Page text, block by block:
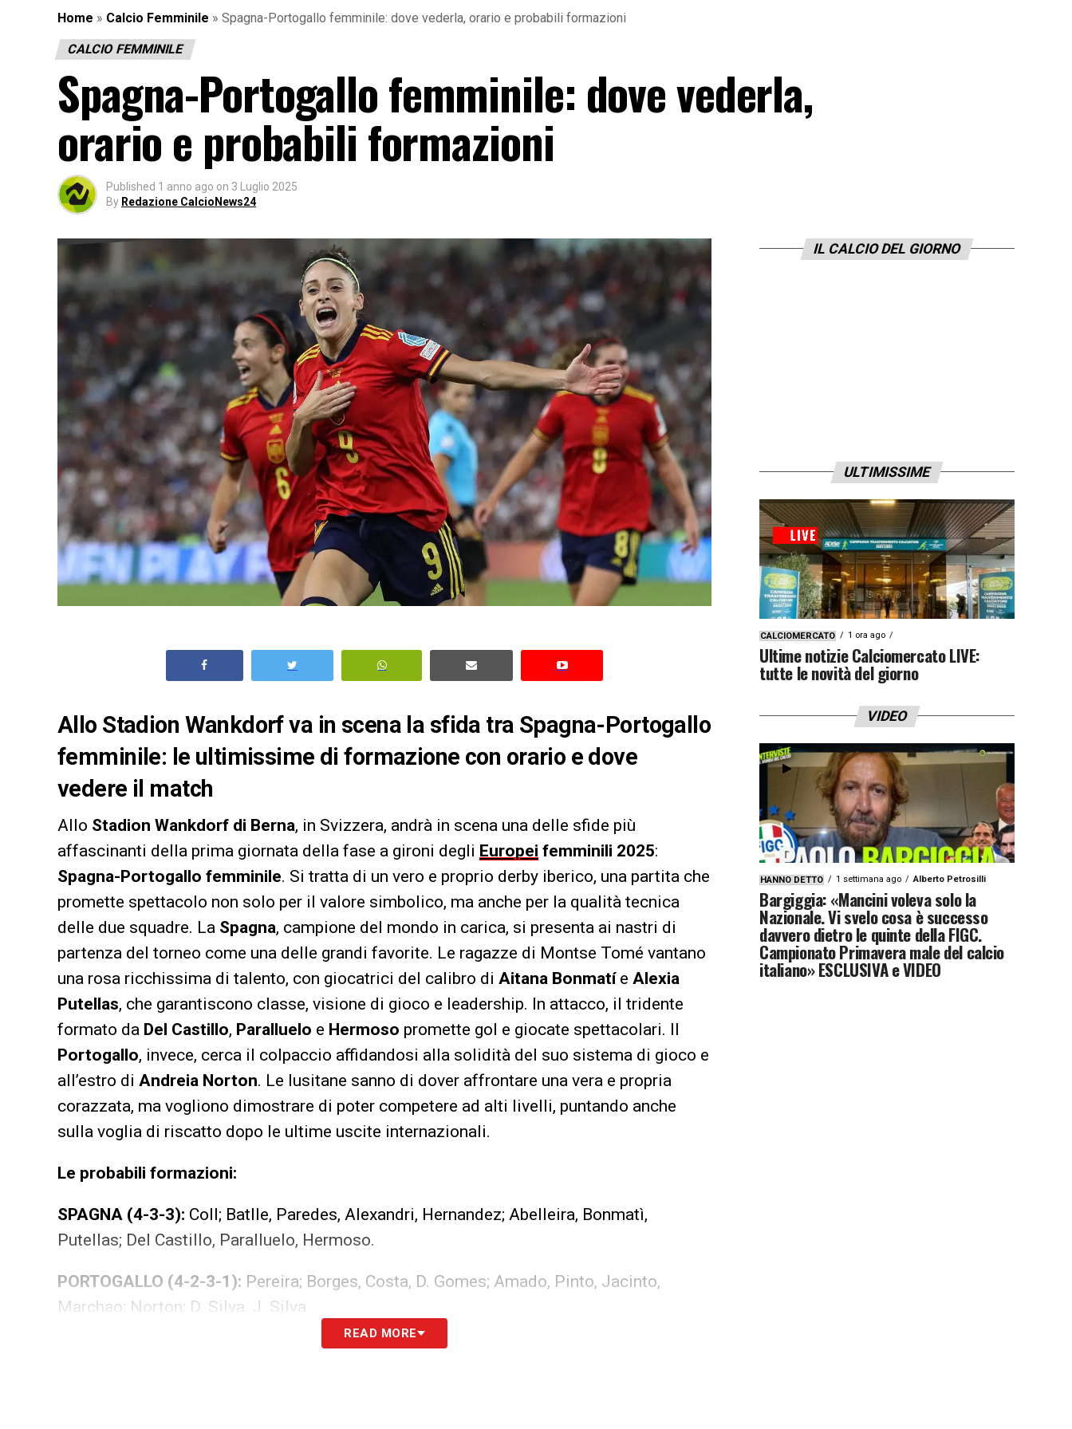
Home » Calcio Femminile » Spagna-Portogallo femminile: dove vederla, orario e probabili formazioni
CALCIO FEMMINILE
Spagna-Portogallo femminile: dove vederla,
orario e probabili formazioni
Published 1 anno ago on 3 Luglio 2025
By Redazione CalcioNews24
Allo Stadion Wankdorf va in scena la sfida tra Spagna-Portogallo
femminile: le ultimissime di formazione con orario e dove
vedere il match
Allo Stadion Wankdorf di Berna, in Svizzera, andrà in scena una delle sfide più
affascinanti della prima giornata della fase a gironi degli Europei femminili 2025:
Spagna-Portogallo femminile. Si tratta di un vero e proprio derby iberico, una partita che
promette spettacolo non solo per il valore simbolico, ma anche per la qualità tecnica
delle due squadre. La Spagna, campione del mondo in carica, si presenta ai nastri di
partenza del torneo come una delle grandi favorite. Le ragazze di Montse Tomé vantano
una rosa ricchissima di talento, con giocatrici del calibro di Aitana Bonmatíe Alexia
Putellas, che garantiscono classe, visione di gioco e leadership. In attacco, il tridente
formato da Del Castillo, Paralluelo e Hermoso promette gol e giocate spettacolari. Il
Portogallo, invece, cerca il colpaccio affidandosi alla solidità del suo sistema di gioco e
all’estro di Andreia Norton. Le lusitane sanno di dover affrontare una vera e propria
corazzata, ma vogliono dimostrare di poter competere ad alti livelli, puntando anche
sulla voglia di riscatto dopo le ultime uscite internazionali.
Le probabili formazioni:
SPAGNA (4-3-3): Coll; Batlle, Paredes, Alexandri, Hernandez; Abelleira, Bonmatì,
Putellas; Del Castillo, Paralluelo, Hermoso.
PORTOGALLO (4-2-3-1): Pereira; Borges, Costa, D. Gomes; Amado, Pinto, Jacinto,
Marchao; Norton; D. Silva, J. Silva.
READ MORE
IL CALCIO DEL GIORNO
ULTIMISSIME
CALCIOMERCATO 1 ora ago
Ultime notizie Calciomercato LIVE:
tutte le novità del giorno
VIDEO
HANNO DETTO 1 settimana ago Alberto Petrosilli
Bargiggia: «Mancini voleva solo la
Nazionale. Vi svelo cosa è successo
davvero dietro le quinte della FIGC.
Campionato Primavera male del calcio
italiano» ESCLUSIVA e VIDEO